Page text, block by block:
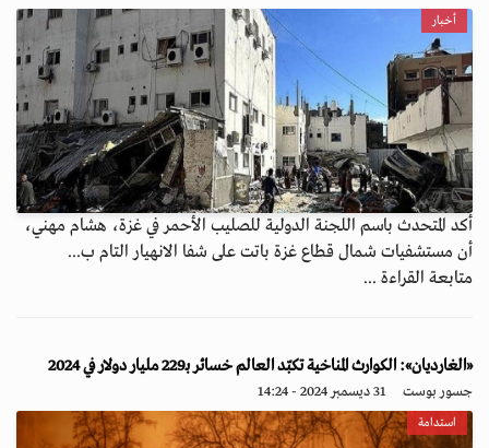
أخبار
أكد المتحدث باسم اللجنة الدولية للصليب الأحمر في غزة، هشام مهني،
أن مستشفيات شمال قطاع غزة باتت على شفا الانهيار التام ب...
متابعة القراءة ...
«الغارديان»: الكوارث المناخية تكبّد العالم خسائر بـ229 مليار دولار في 2024
جسور بوست 31 ديسمبر 2024 - 14:24
استدامة